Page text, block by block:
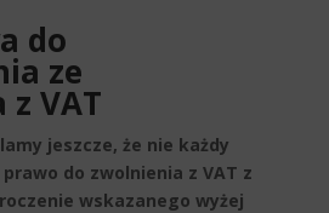
do
ze
VAT
jeszcze, że nie każdy
do zwolnienia z VAT z
wskazanego wyżej